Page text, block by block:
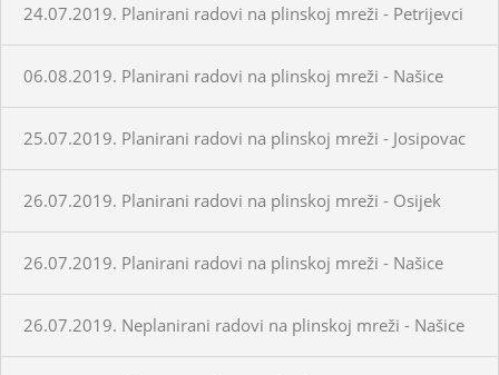
24.07.2019. Planirani radovi na plinskoj mreži - Petrijevci
06.08.2019. Planirani radovi na plinskoj mreži - Našice
25.07.2019. Planirani radovi na plinskoj mreži - Josipovac
26.07.2019. Planirani radovi na plinskoj mreži - Osijek
26.07.2019. Planirani radovi na plinskoj mreži - Našice
26.07.2019. Neplanirani radovi na plinskoj mreži - Našice